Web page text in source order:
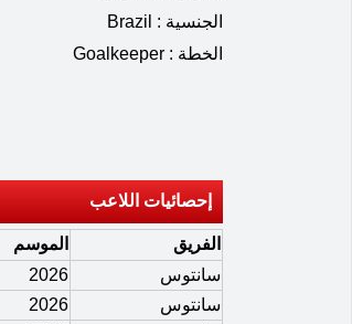
الجنسية : Brazil
الخطة : Goalkeeper
إحصائيات اللاعب
الفريق
الموسم
سانتوس
2026
سانتوس
2026